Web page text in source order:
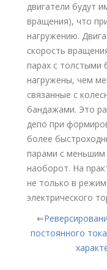
двигатели будут
вращения), что
нагружению.
скорость
парах с толстыми
нагружены, чем
связанные с
бандажами. Это
депо при
более
парами с
наоборот. На
не только в
электрического
⇐
постоянного тока